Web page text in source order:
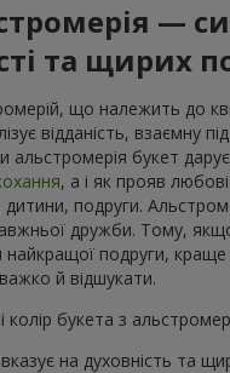
—
та щирих
що належить до
відданість, взаємну
альстромерія букет
, а і як прояв
подруги.
дружби. Тому,
найкращої подруги, краще
й відшукати.
колір букета з
на духовність та